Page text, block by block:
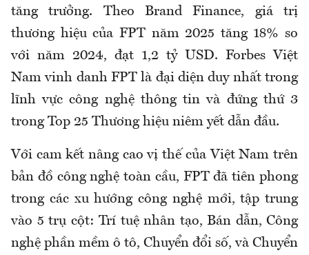
tăng trưởng. Theo Brand Finance, giá trị
thương hiệu của FPT năm 2025 tăng 18% so
với năm 2024, đạt 1,2 tỷ USD. Forbes Việt
Nam vinh danh FPT là đại diện duy nhất trong
lĩnh vực công nghệ thông tin và đứng thứ 3
trong Top 25 Thương hiệu niêm yết dẫn đầu.
Với cam kết nâng cao vị thế của Việt Nam trên
bản đồ công nghệ toàn cầu, FPT đã tiên phong
trong các xu hướng công nghệ mới, tập trung
vào 5 trụ cột: Trí tuệ nhân tạo, Bán dẫn, Công
nghệ phần mềm ô tô, Chuyển đổi số, và Chuyển